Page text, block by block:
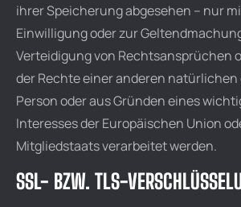
ihrer Speicherung abgesehen – nur
Einwilligung oder zur
Verteidigung von Rechtsansprüchen
der Rechte einer anderen
Person oder aus Gründen eines
Interesses der Europäischen Union
Mitgliedstaats verarbeitet werden.
SSL- BZW. TLS-